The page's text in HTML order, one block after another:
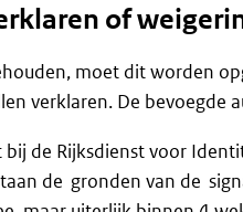
of
moet dit worden
verklaren. De bevoegde
de Rijksdienst voor
de gronden van de